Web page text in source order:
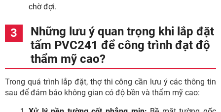
chờ đợi.
Những lưu ý quan trọng khi lắp đặt
tấm PVC241 để công trình đạt độ
thẩm mỹ cao?
Trong quá trình lắp đặt, thợ thi công cần lưu ý các thông tin
sau để đảm bảo không gian có độ bền và thẩm mỹ cao: